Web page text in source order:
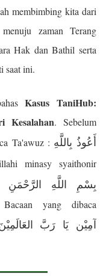
membimbing kita dari
zaman Terang
Hak dan Bathil serta
saat ini.
Kasus TaniHub:
Kesalahan. Sebelum
Ta'awuz : أَعُوذُ بِاللَّهِ
minasy syaithonir
بِسْمِ اللَّهِ الرَّحْمَنِ
Bacaan yang dibaca
آمِيْن يَا رَبَّ